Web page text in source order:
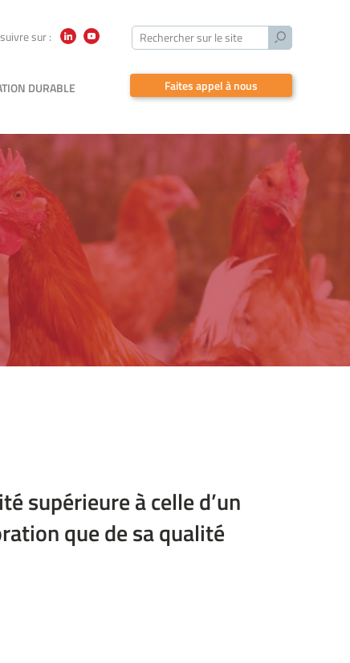
sur :
Rechercher sur le site
Lancer
recherche
DURABLE Faites appel à nous
supérieure à celle d’un
que de sa qualité